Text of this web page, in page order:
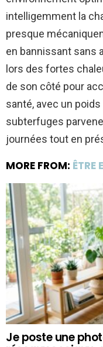
intelligemment la
presque
en bannissant sans
lors des fortes
de son côté pour
santé, avec un
subterfuges
journées tout en
MORE FROM: ÊTRE
Je poste une